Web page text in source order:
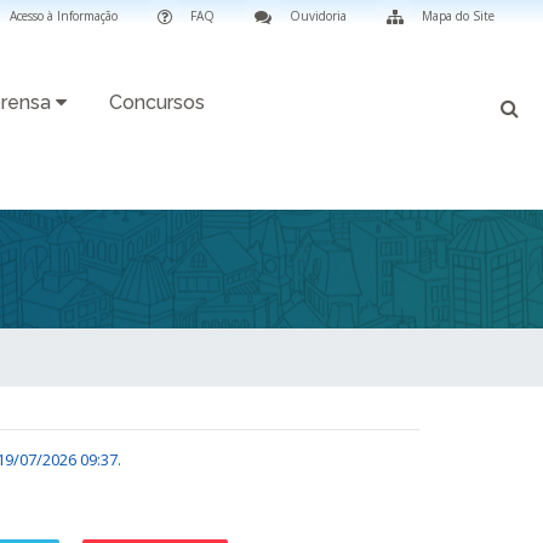
Mapa do Site
Ouvidoria
FAQ
Acesso à Informação
Concursos
07/2026 09:37.